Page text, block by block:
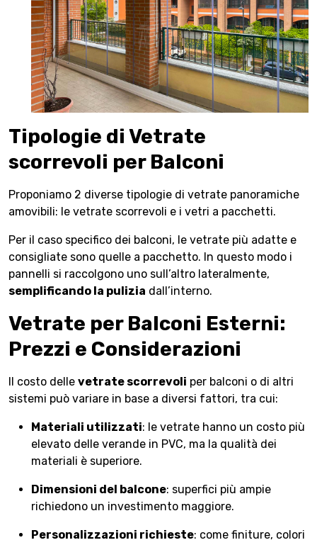
Tipologie di Vetrate
scorrevoli per Balconi
Proponiamo 2 diverse tipologie di vetrate panoramiche
amovibili: le vetrate scorrevoli e i vetri a pacchetti.
Per il caso specifico dei balconi, le vetrate più adatte e
consigliate sono quelle a pacchetto. In questo modo i
pannelli si raccolgono uno sull’altro lateralmente,
semplificando la pulizia dall’interno.
Vetrate per Balconi Esterni:
Prezzi e Considerazioni
Il costo delle vetrate scorrevoli per balconi o di altri
sistemi può variare in base a diversi fattori, tra cui:
Materiali utilizzati: le vetrate hanno un costo più
elevato delle verande in PVC, ma la qualità dei
materiali è superiore.
Dimensioni del balcone: superfici più ampie
richiedono un investimento maggiore.
Personalizzazioni richieste: come finiture, colori